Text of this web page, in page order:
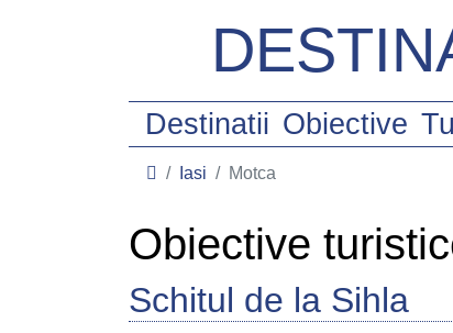
Destinatii Obiective
Iasi Motca
Obiective
Schitul de la Sihla